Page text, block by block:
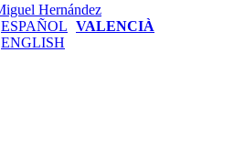
ESPAÑOL VALENCIÀ
ENGLISH